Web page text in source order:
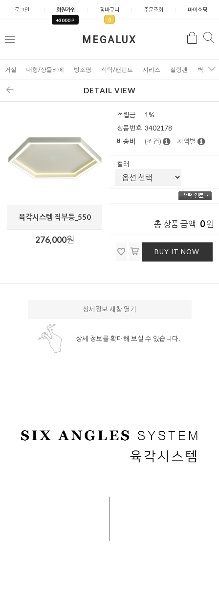
로그인 회원가입
+3000 P
장바구니
0
주문조회 마이쇼핑
MEGALUX
메
검
거실 대형/샹들리에 방조명 식탁/팬던트 시리즈 실링팬 벽조명
DETAIL VIEW
육각시스템 직부등_550
276,000원
적립금
1%
상품번호 3402178
배송비
(조건) 지역별
컬러
총 상품 금액 0원
BUY IT NOW
상세정보 새창 열기
상세 정보를 확대해 보실 수 있습니다.